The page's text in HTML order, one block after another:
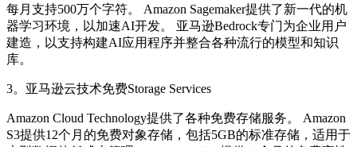
每月支持500万个字符。 Amazon Sagemaker提供了新一代的机
器学习环境，以加速AI开发。 亚马逊Bedrock专门为企业用户
建造，以支持构建AI应用程序并整合各种流行的模型和知识
库。
3。亚马逊云技术免费Storage Services
Amazon Cloud Technology提供了各种免费存储服务。 Amazon
S3提供12个月的免费对象存储，包括5GB的标准存储，适用于